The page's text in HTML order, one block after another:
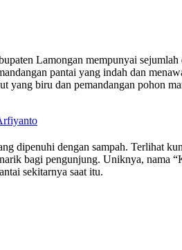
Lamongan mempunyai
pantai yang indah dan
yang biru dan pemandangan pohon
dipenuhi dengan sampah. Terlihat
bagi pengunjung. Uniknya, nama
sekitarnya saat itu.